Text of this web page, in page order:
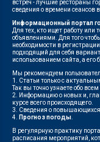
встреч - лучшие рестораны
сведения о времени сеансов
Информационный портал
Для тех, кто ищет работу
объявлениями. Для того
необходимости в
подходящий для себя
использованием сайта, а его
Мы рекомендуем
1. Статьи только с
Так вы точно узнаете обо
2. Информацию о новых и,
курсе всего происходящего.
3. Сведения о повышающихся
4.
Прогноз погоды
В регулярную практику
расписания мероприятий,